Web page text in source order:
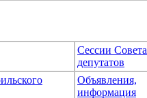
Сессии Совета
депутатов
Объявления,
информация